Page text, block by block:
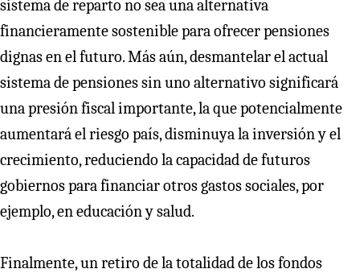
sistema de reparto no sea una alternativa
financieramente sostenible para ofrecer pensiones
dignas en el futuro. Más aún, desmantelar el actual
sistema de pensiones sin uno alternativo significará
una presión fiscal importante, la que potencialmente
aumentará el riesgo país, disminuya la inversión y el
crecimiento, reduciendo la capacidad de futuros
gobiernos para financiar otros gastos sociales, por
ejemplo, en educación y salud.
Finalmente, un retiro de la totalidad de los fondos